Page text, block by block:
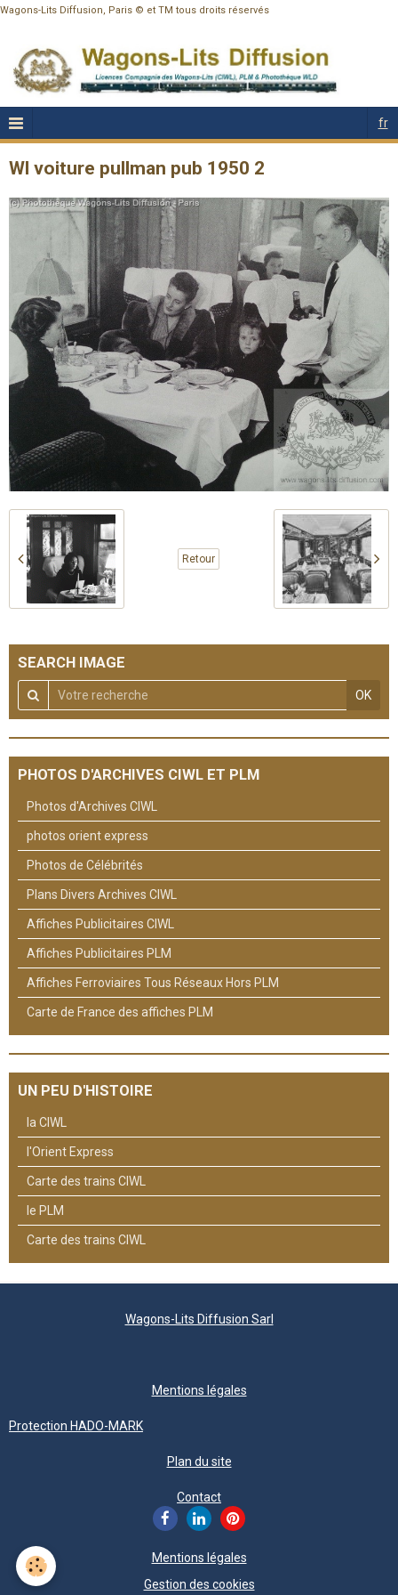
Wagons-Lits Diffusion, Paris © et TM tous droits réservés
fr
Wl voiture pullman pub 1950 2
Retour
SEARCH IMAGE
OK
PHOTOS D'ARCHIVES CIWL ET PLM
Photos d'Archives CIWL
photos orient express
Photos de Célébrités
Plans Divers Archives CIWL
Affiches Publicitaires CIWL
Affiches Publicitaires PLM
Affiches Ferroviaires Tous Réseaux Hors PLM
Carte de France des affiches PLM
UN PEU D'HISTOIRE
la CIWL
l'Orient Express
Carte des trains CIWL
le PLM
Carte des trains CIWL
Wagons-Lits Diffusion Sarl
Mentions légales
Protection HADO-MARK
Plan du site
Contact
Mentions légales
Gestion des cookies